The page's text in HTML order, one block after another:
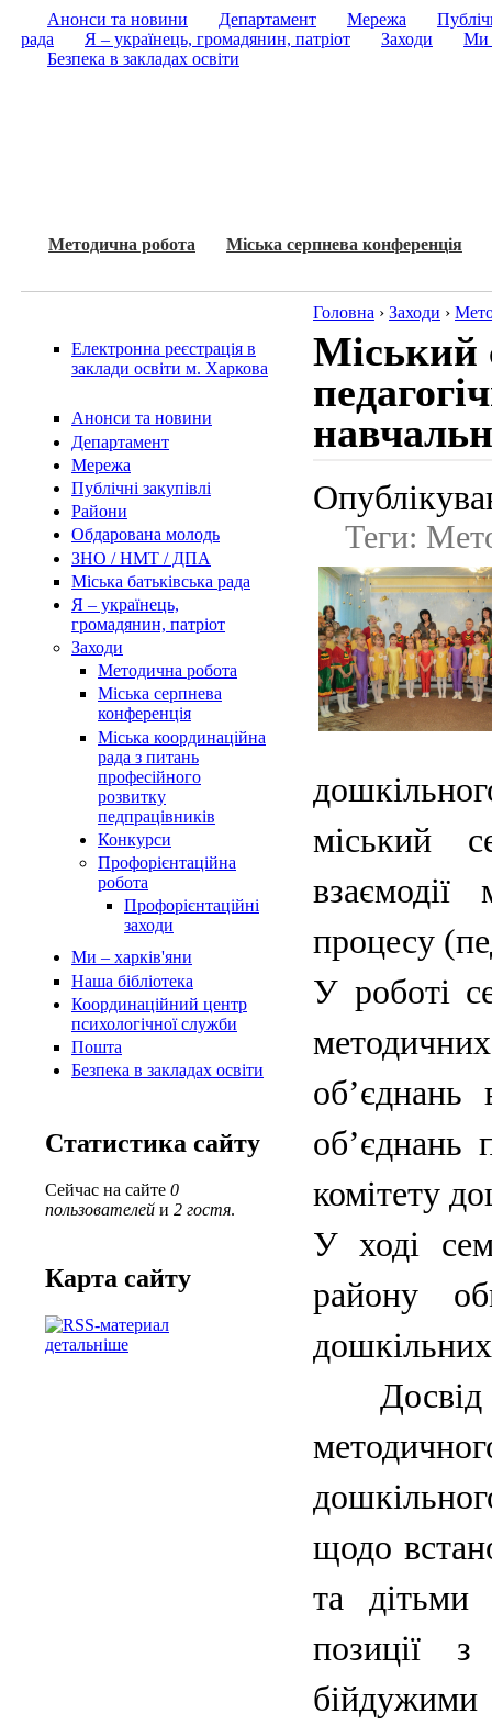
Анонси та новини Департамент Мережа
рада
Я – українець, громадянин, патріот Заходи
Ми
Безпека в закладах освіти
Методична робота Міська серпнева конференція
Електронна реєстрація в
заклади освіти м. Харкова
Анонси та новини
Департамент
Мережа
Публічні закупівлі
Райони
Обдарована молодь
ЗНО / НМТ / ДПА
Міська батьківська рада
Я – українець,
громадянин, патріот
Заходи
Методична робота
Міська серпнева
конференція
Міська координаційна
рада з питань
професійного
розвитку
педпрацівників
Конкурси
Профорієнтаційна
робота
Профорієнтаційні
заходи
Ми – харків'яни
Наша бібліотека
Координаційний центр
психологічної служби
Пошта
Безпека в закладах освіти
Статистика сайту
Сейчас на сайте 0
пользователей и 2 гостя.
Карта сайту
детальніше
Головна › Заходи ›
Міський
Теги:
міський
процесу
У роботі
об’єднань
об’єднань
комітету
У ході
району
дошкільних
Досвід
щодо
та дітьми
позиції